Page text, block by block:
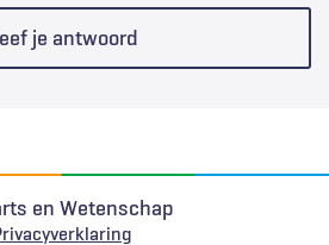
je antwoord
en Wetenschap